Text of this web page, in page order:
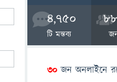
4,750
টি মন্তব্য
30জন অনলাইনে